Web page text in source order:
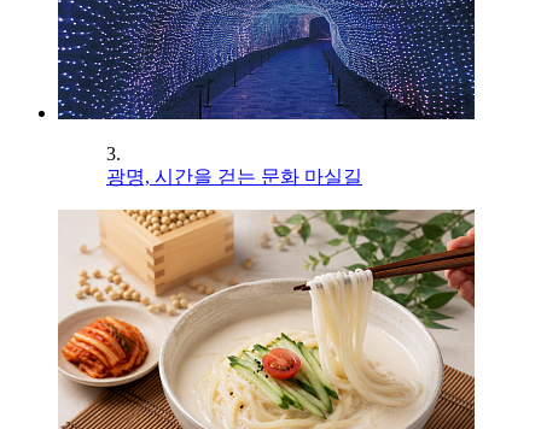
3.
광명, 시간을 걷는 문화 마실길